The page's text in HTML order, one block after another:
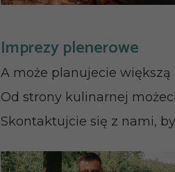
Imprezy plenerowe
A może planujecie
Od strony kulinarnej
Skontaktujcie się z nami,